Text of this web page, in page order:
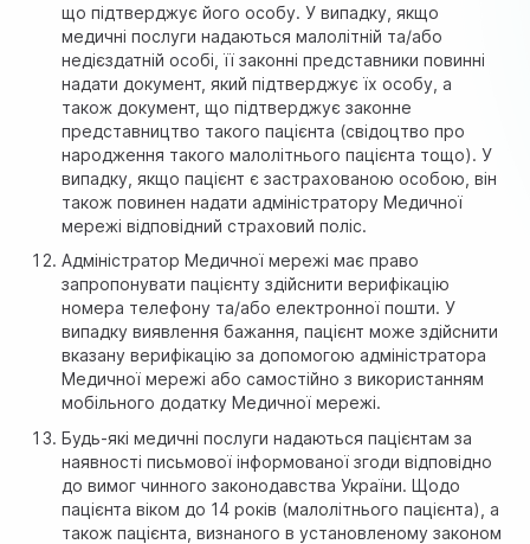
що підтверджує його особу. У випадку, якщо
медичні послуги надаються малолітній та/або
недієздатній особі, її законні представники повинні
надати документ, який підтверджує їх особу, а
також документ, що підтверджує законне
представництво такого пацієнта (свідоцтво про
народження такого малолітнього пацієнта тощо). У
випадку, якщо пацієнт є застрахованою особою, він
також повинен надати адміністратору Медичної
мережі відповідний страховий поліс.
Адміністратор Медичної мережі має право
запропонувати пацієнту здійснити верифікацію
номера телефону та/або електронної пошти. У
випадку виявлення бажання, пацієнт може здійснити
вказану верифікацію за допомогою адміністратора
Медичної мережі або самостійно з використанням
мобільного додатку Медичної мережі.
Будь-які медичні послуги надаються пацієнтам за
наявності письмової інформованої згоди відповідно
до вимог чинного законодавства України. Щодо
пацієнта віком до 14 років (малолітнього пацієнта), а
також пацієнта, визнаного в установленому законом